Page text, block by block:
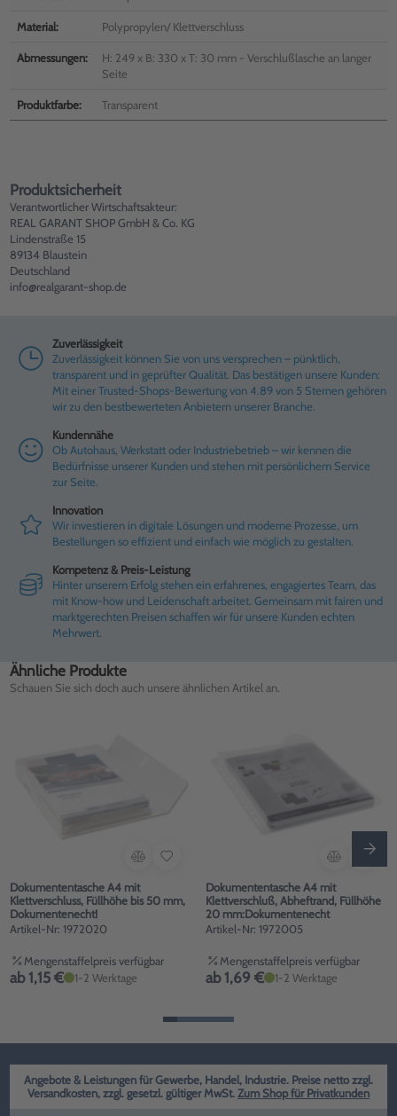
Material: Polypropylen/ Klettverschluss
Abmessungen:
H: 249 x B: 330 x T: 30 mm - Verschlußlasche an langer
Seite
Produktfarbe: Transparent
Produktsicherheit
Verantwortlicher Wirtschaftsakteur:
REAL GARANT SHOP GmbH & Co. KG
Lindenstraße 15
89134 Blaustein
Deutschland
info@realgarant-shop.de
Zuverlässigkeit
Zuverlässigkeit können Sie von uns versprechen – pünktlich,
transparent und in geprüfter Qualität. Das bestätigen unsere Kunden:
Mit einer Trusted-Shops-Bewertung von 4.89 von 5 Sternen gehören
wir zu den bestbewerteten Anbietern unserer Branche.
Kundennähe
Ob Autohaus, Werkstatt oder Industriebetrieb – wir kennen die
Bedürfnisse unserer Kunden und stehen mit persönlichem Service
zur Seite.
Innovation
Wir investieren in digitale Lösungen und moderne Prozesse, um
Bestellungen so effizient und einfach wie möglich zu gestalten.
Kompetenz & Preis-Leistung
Hinter unserem Erfolg stehen ein erfahrenes, engagiertes Team, das
mit Know-how und Leidenschaft arbeitet. Gemeinsam mit fairen und
marktgerechten Preisen schaffen wir für unsere Kunden echten
Mehrwert.
Ähnliche Produkte
Schauen Sie sich doch auch unsere ähnlichen Artikel an.
Dokumententasche A4 mit
Klettverschluss, Füllhöhe bis 50 mm,
Dokumentenecht!
Artikel-Nr: 1972020
Mengenstaffelpreis verfügbar
ab 1,15 € 1-2 Werktage
Dokumententasche A4 mit
Klettverschluß, Abheftrand, Füllhöhe
20 mm:Dokumentenecht
Artikel-Nr: 1972005
Mengenstaffelpreis verfügbar
ab 1,69 € 1-2 Werktage
Angebote & Leistungen für Gewerbe, Handel, Industrie. Preise netto zzgl.
Versandkosten, zzgl. gesetzl. gültiger MwSt. Zum Shop für Privatkunden